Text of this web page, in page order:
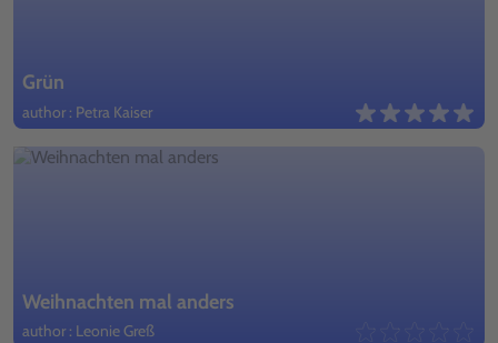
Grün
author : Petra Kaiser
Weihnachten mal anders
author : Leonie Greß